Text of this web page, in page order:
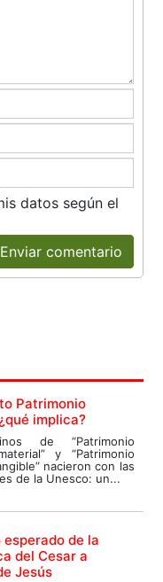
datos según el
Enviar comentario
Patrimonio
implica?
de “Patrimonio
y “Patrimonio
nacieron con las
de la Unesco: un...
esperado de la
del Cesar a
Jesús